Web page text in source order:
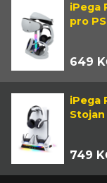
iPega
pro
649
iPega
749